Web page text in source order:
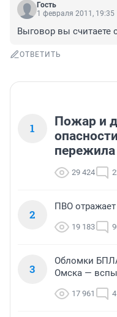
Гость
1 февраля 2011, 19:35
Выговор вы считаете
ОТВЕТИТЬ
1
Пожар и
29 424
2
ПВО
19 183
3
Обломки
Омска —
17 961